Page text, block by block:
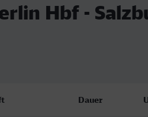
Hbf -
Dauer